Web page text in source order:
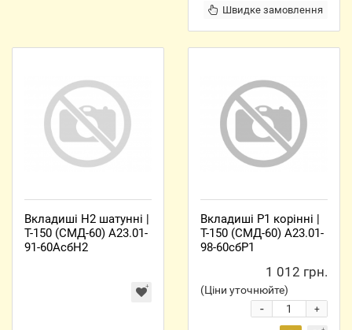
Швидке замовлення
Вкладиші Н2 шатунні |
Т-150 (СМД-60) А23.01-
91-60АсбН2
Вкладиші Р1 корінні |
Т-150 (СМД-60) А23.01-
98-60сбР1
1 012 грн.
(Ціни уточнюйте)
+
-